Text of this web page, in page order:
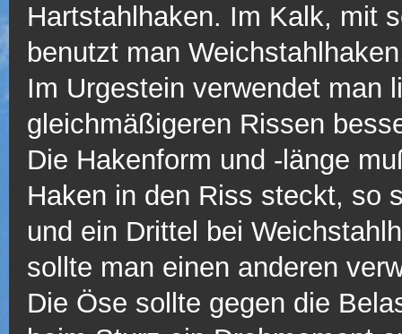
Hartstahlhaken. Im Kalk, mit
benutzt man
Im Urgestein verwendet man
gleichmäßigeren Rissen
Die Hakenform und -länge
Haken in den Riss steckt, so
und ein Drittel bei
sollte man einen anderen
Die Öse sollte gegen die